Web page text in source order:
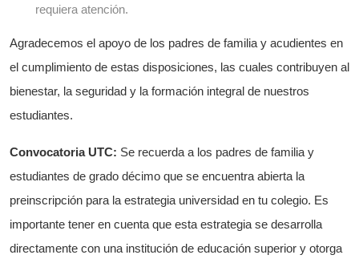
requiera atención.
Agradecemos el apoyo de los padres de familia y acudientes en
el cumplimiento de estas disposiciones, las cuales contribuyen al
bienestar, la seguridad y la formación integral de nuestros
estudiantes.
Convocatoria UTC: Se recuerda a los padres de familia y
estudiantes de grado décimo que se encuentra abierta la
preinscripción para la estrategia universidad en tu colegio. Es
importante tener en cuenta que esta estrategia se desarrolla
directamente con una institución de educación superior y otorga